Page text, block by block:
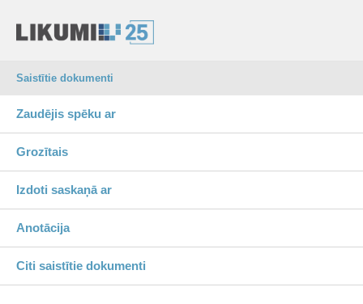
Saistītie dokumenti
Zaudējis spēku ar
Grozītais
Izdoti saskaņā ar
Anotācija
Citi saistītie dokumenti